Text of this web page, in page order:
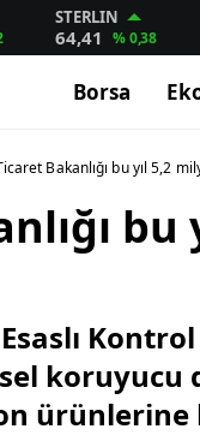
STERLIN
64,41 % 0,38
Borsa
Bakanlığı bu yıl 5,2
koruyucu